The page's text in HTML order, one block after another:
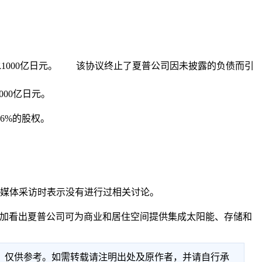
1000亿日元。 该协议终止了夏普公司因未披露的负债而引
亿日元。
的股权。
体采访时表示没有进行过相关讨论。
出夏普公司可为商业和居住空间提供集成太阳能、存储和
供参考。如需转载请注明出处及原作者，并请自行承